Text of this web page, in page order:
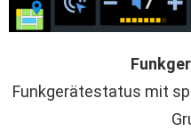
Funkgerätestatus mit